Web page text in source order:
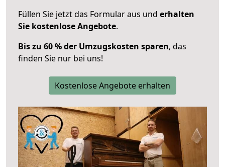
Füllen Sie jetzt das Formular aus und erhalten
Sie kostenlose Angebote.
Bis zu 60 % der Umzugskosten sparen, das
finden Sie nur bei uns!
Kostenlose Angebote erhalten